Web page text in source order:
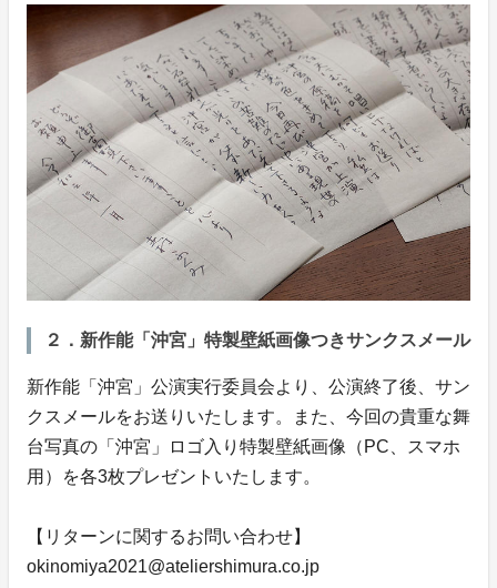
２．新作能「沖宮」特製壁紙画像つきサンクスメール
新作能「沖宮」公演実行委員会より、公演終了後、サン
クスメールをお送りいたします。また、今回の貴重な舞
台写真の「沖宮」ロゴ入り特製壁紙画像（PC、スマホ
用）を各3枚プレゼントいたします。
【リターンに関するお問い合わせ】
okinomiya2021@ateliershimura.co.jp